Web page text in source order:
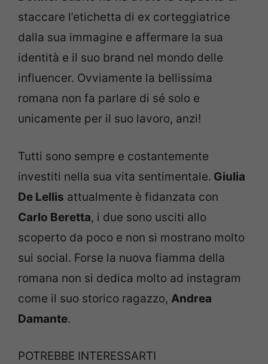
staccare l’etichetta di ex corteggiatrice
dalla sua immagine e affermare la sua
identità e il suo brand nel mondo delle
influencer. Ovviamente la bellissima
romana non fa parlare di sé solo e
unicamente per il suo lavoro, anzi!
Tutti sono sempre e costantemente
investiti nella sua vita sentimentale. Giulia
De Lellis attualmente è fidanzata con
Carlo Beretta, i due sono usciti allo
scoperto da poco e non si mostrano molto
sui social. Forse la nuova fiamma della
romana non si dedica molto ad instagram
come il suo storico ragazzo, Andrea
Damante.
POTREBBE INTERESSARTI